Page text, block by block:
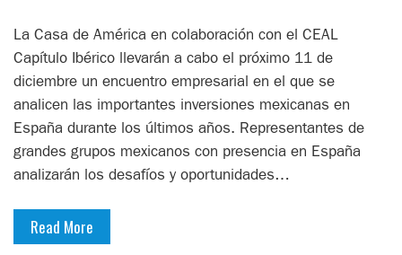
La Casa de América en colaboración con el CEAL
Capítulo Ibérico llevarán a cabo el próximo 11 de
diciembre un encuentro empresarial en el que se
analicen las importantes inversiones mexicanas en
España durante los últimos años. Representantes de
grandes grupos mexicanos con presencia en España
analizarán los desafíos y oportunidades…
Read More